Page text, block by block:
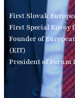
First Slovak
First Special Envoy
Founder of
(EIT)
President of Forum